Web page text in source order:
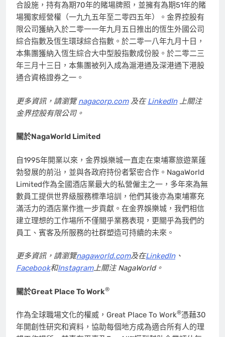
合設施 ，持有為期70年的賭場牌照，並擁有為期51年的賭
場獨家經營權（一九九五年至二零四五年）
。金界控股有
限公司獲納入於二零一一年九月五日推出的恆生外國公司
綜合指數及恆生環球綜合指數。於二零一八年九月十日，
本集團獲納入恆生綜合大中型股指數成份股。於二零二三
年三月十三日，本集團被列入成為滬港通及深港通下港股
通合資格證券之一。
更多資訊，請瀏覽 nagacorp.com 及在 LinkedIn 上關注
金界控股有限公司。
關於NagaWorld Limited
自1995年開業以來，金界娛樂城一直走在柬埔寨旅遊業蓬
勃發展的前沿，並與各政府持份者緊密合作。NagaWorld
Limited作為全國酒店業最大的私營僱主之一，多年來為無
數員工提供世界級服務標準培訓，他們其後亦為柬埔寨充
滿活力的酒店業作進一步貢獻。在金界娛樂城，我們相信
建立理想的工作場所不僅關乎業務表現，更關乎為我們的
員工、賓客及所服務的社群塑造可持續的未來。
更多資訊，請瀏覽nagaworld.com及在LinkedIn、
Facebook和Instagram上關注NagaWorld。
關於Great Place To Work®
作為全球職場文化的權威，Great Place To Work®憑藉30
年開創性研究和資料，協助每個地方成為適合所有人的理